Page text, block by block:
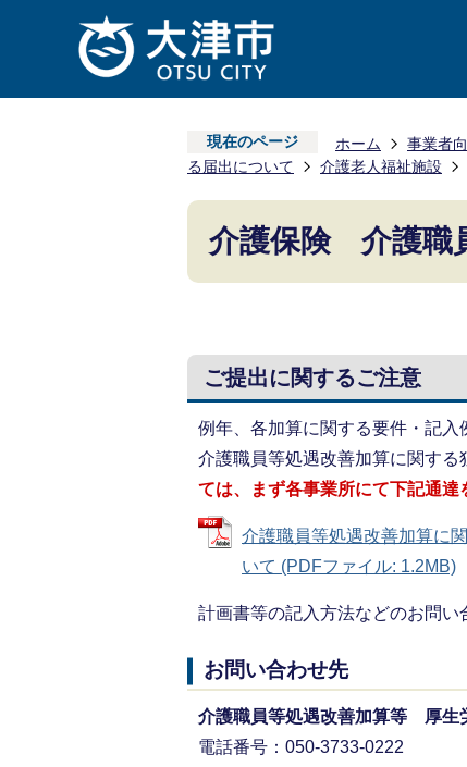
現在のページ ホーム 事業者
る届出について
介護老人福祉施設
介護保険 介護職
ご提出に関するご注意
例年、各加算に関する要件・記
介護職員等処遇改善加算に関する
ては、まず各事業所にて下記通達
介護職員等処遇改善加算に
いて (PDFファイル: 1.2MB)
計画書等の記入方法などのお問い
お問い合わせ先
介護職員等処遇改善加算等 厚生
電話番号：050-3733-0222